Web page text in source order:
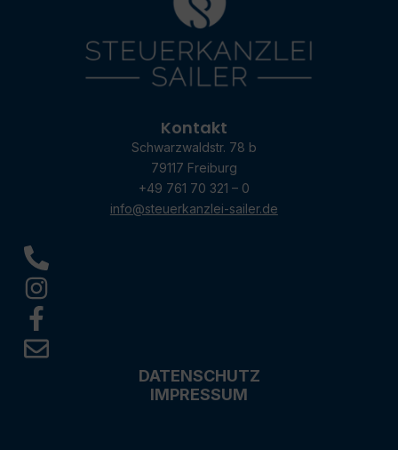
Kontakt
Schwarzwaldstr. 78 b
79117 Freiburg
+49 761 70 321 – 0
info@steuerkanzlei-sailer.de
DATENSCHUTZ
IMPRESSUM